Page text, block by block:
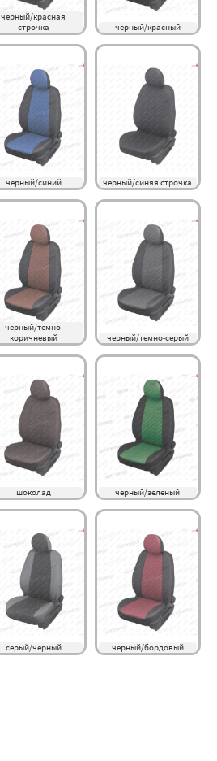
черный/красная
строчка
черный/красный
черный/синий черный/синяя строчка
черный/темно-
коричневый
черный/темно-серый
шоколад черный/зеленый
серый/черный черный/бордовый